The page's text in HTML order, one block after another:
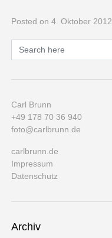
Posted on 4. Oktober 2012
Primary
Search for:
Carl Brunn
+49 178 70 36 940
foto@carlbrunn.de
carlbrunn.de
Impressum
Datenschutz
Archiv